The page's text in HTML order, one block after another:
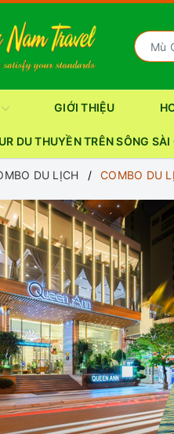
GIỚI THIỆU
DU THUYỀN TRÊN SÔNG SÀI
DU LỊCH COMBO DU